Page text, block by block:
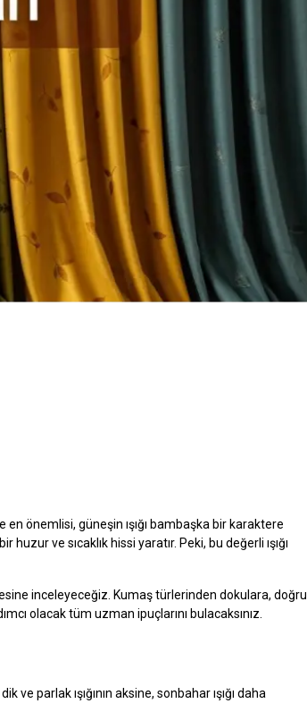
önemlisi, güneşin ışığı bambaşka bir karaktere
ve sıcaklık hissi yaratır. Peki, bu değerli ışığı
inceleyeceğiz. Kumaş türlerinden dokulara, doğru
olacak tüm uzman ipuçlarını bulacaksınız.
parlak ışığının aksine, sonbahar ışığı daha